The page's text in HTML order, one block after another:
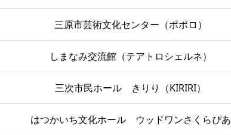
三原市芸術文化センター（ポポロ）
しまなみ交流館（テアトロシェルネ）
三次市民ホール きりり（KIRIRI）
はつかいち文化ホール ウッドワンさくらぴあ